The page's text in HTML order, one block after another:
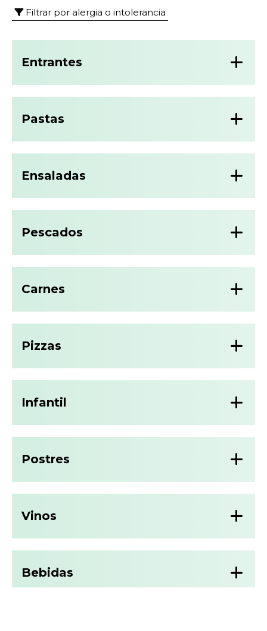
Filtrar por alergia o intolerancia
Entrantes
Pastas
Ensaladas
Pescados
Carnes
Pizzas
Infantil
Postres
Vinos
Bebidas